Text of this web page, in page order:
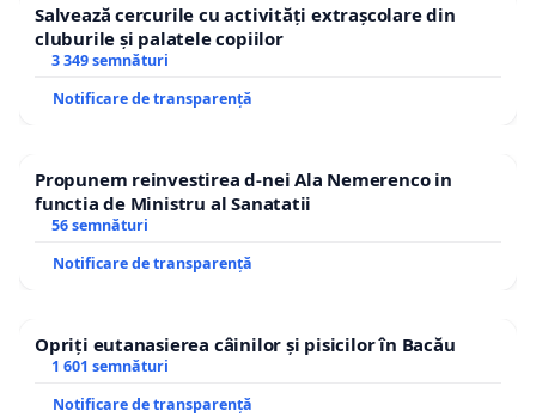
Salvează cercurile cu activități extrașcolare din
cluburile și palatele copiilor
3 349 semnături
Notificare de transparență
Propunem reinvestirea d-nei Ala Nemerenco in
functia de Ministru al Sanatatii
56 semnături
Notificare de transparență
Opriți eutanasierea câinilor și pisicilor în Bacău
1 601 semnături
Notificare de transparență